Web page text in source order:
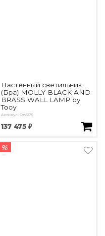
Настенный светильник
(Бра) MOLLY BLACK AND
BRASS WALL LAMP by
Tooy
Артикул: OW279
137 475 ₽
%